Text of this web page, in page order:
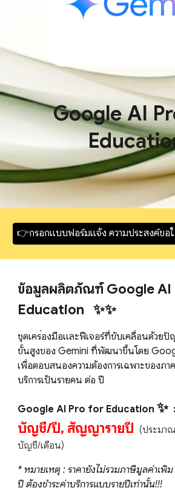
Google AI
ข้อมูลผลิตภัณฑ์ Google
Education ✨✨
ชุดเครื่องมือและฟีเจอร์ที่ขับเคลื่อนด้วย
ขั้นสูงของ Gemini ที่พัฒนาขึ้นโดย
เพื่อตอบสนองความต้องการเฉพาะของภา
บริการเป็นรายคน ต่อ ปี
Google AI Pro for Education ✨:
บัญชี/ปี, สัญญารายปี (ประมาณ
บัญชี/เดือน)
* หมายเหตุ : ราคายังไม่รวมภาษีมูลค่าเ
ปี ต้องชำระค่าบริการแบบรายปีเท่านั้น!!!